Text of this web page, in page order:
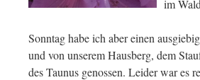
im
Sonntag habe ich aber einen
und von unserem Hausberg, dem
des Taunus genossen. Leider war es